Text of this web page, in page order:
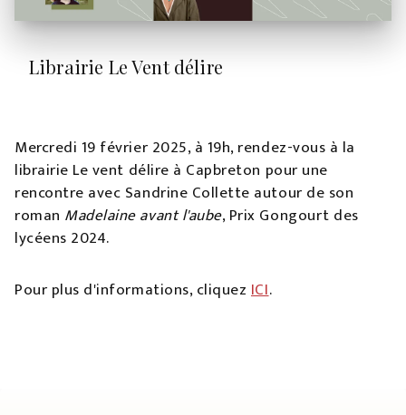
Librairie Le Vent délire
Mercredi 19 février 2025, à 19h, rendez-vous à la
librairie Le vent délire à Capbreton pour une
rencontre avec Sandrine Collette autour de son
roman Madelaine avant l'aube, Prix Gongourt des
lycéens 2024.
Pour plus d'informations, cliquez ICI.